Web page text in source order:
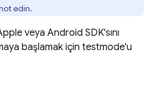
edin.
veya Android SDK'sını
başlamak için testmode'u